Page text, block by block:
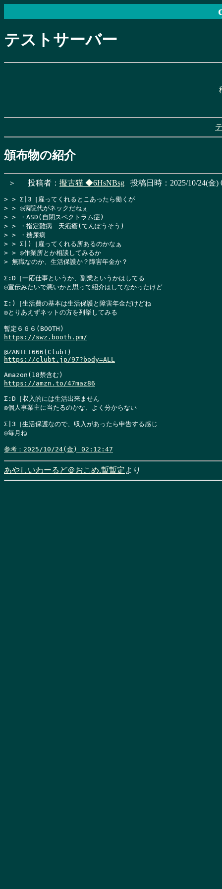
テストサーバー
頒布物の紹介
＞ 投稿者： 擬古猫 ◆6HsNBsg 投稿日時：2025/10/24(金)
> > Σ|3［雇ってくれるとこあったら働くが
> > ◎病院代がネックだねぇ
> > ・ASD(自閉スペクトラム症)
> > ・指定難病　天疱瘡(てんぽうそう)
> > ・糖尿病
> > Σ|)［雇ってくれる所あるのかなぁ
> > ◎作業所とか相談してみるか
> 無職なのか、生活保護か？障害年金か？
Σ:D［一応仕事というか、副業というかはしてる
◎宣伝みたいで悪いかと思って紹介はしてなかったけど
Σ:)［生活費の基本は生活保護と障害年金だけどね
◎とりあえずネットの方を列挙してみる
https://swz.booth.pm/
https://clubt.jp/97?body=ALL
https://amzn.to/47maz86
Σ:D［収入的には生活出来ません
◎個人事業主に当たるのかな、よく分からない
Σ|3［生活保護なので、収入があったら申告する感じ
◎毎月ね
参考：2025/10/24(金) 02:12:47
あやしいわーるど＠おこめ.暫暫定より